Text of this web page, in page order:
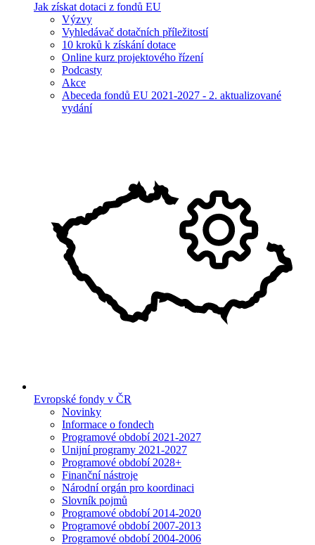
Jak získat dotaci z fondů EU
Výzvy
Vyhledávač dotačních příležitostí
10 kroků k získání dotace
Online kurz projektového řízení
Podcasty
Akce
Abeceda fondů EU 2021-2027 - 2. aktualizované
vydání
Evropské fondy v ČR
Novinky
Informace o fondech
Programové období 2021-2027
Unijní programy 2021-2027
Programové období 2028+
Finanční nástroje
Národní orgán pro koordinaci
Slovník pojmů
Programové období 2014-2020
Programové období 2007-2013
Programové období 2004-2006